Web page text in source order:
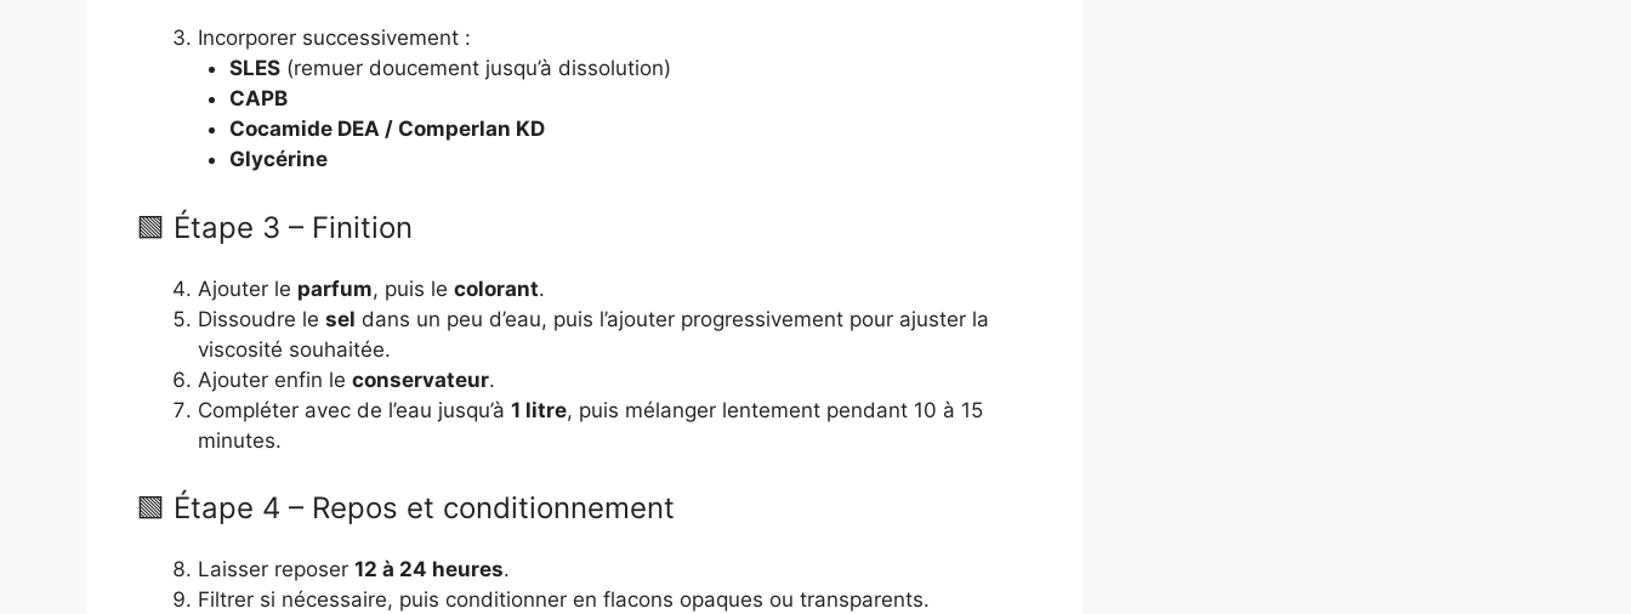
Incorporer successivement :
SLES(remuer doucement jusqu’à dissolution)
CAPB
Cocamide DEA / Comperlan KD
Glycérine
🟩 Étape 3 – Finition
Ajouter le parfum, puis le colorant.
Dissoudre le sel dans un peu d’eau, puis l’ajouter progressivement pour ajuster la
viscosité souhaitée.
Ajouter enfin le conservateur.
Compléter avec de l’eau jusqu’à 1 litre, puis mélanger lentement pendant 10 à 15
minutes.
🟩 Étape 4 – Repos et conditionnement
Laisser reposer 12 à 24 heures.
Filtrer si nécessaire, puis conditionner en flacons opaques ou transparents.